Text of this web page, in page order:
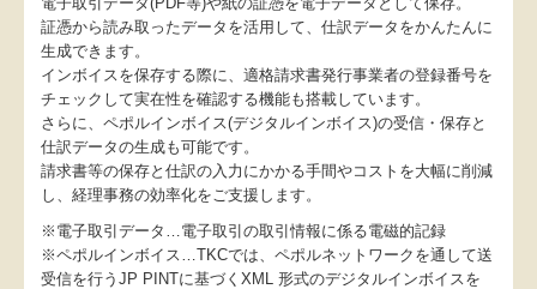
よくある質問
お問合せ
TKCのFinTechサービス
FXクラウドシリーズ
FX4クラウド
DAIC2クラウド
証憑から読み取ったデータを活用して、仕訳データをかんたんに
生成できます。
インボイスを保存する際に、適格請求書発行事業者の登録番号を
チェックして実在性を確認する機能も搭載しています。
さらに、ペポルインボイス(デジタルインボイス)の受信・保存と
仕訳データの生成も可能です。
請求書等の保存と仕訳の入力にかかる手間やコストを大幅に削減
し、経理事務の効率化をご支援します。
※電子取引データ…電子取引の取引情報に係る電磁的記録
※ペポルインボイス…TKCでは、ペポルネットワークを通して送
受信を行うJP PINTに基づくXML 形式のデジタルインボイスを